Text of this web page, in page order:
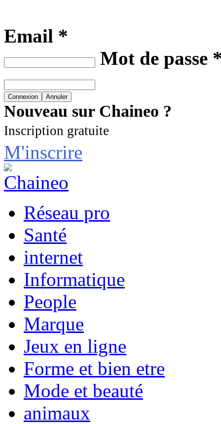
Email *
Mot de passe
Nouveau sur Chaineo ?
Inscription gratuite
M'inscrire
Réseau pro
Santé
internet
Informatique
People
Marque
Jeux en ligne
Forme et bien etre
Mode et beauté
animaux